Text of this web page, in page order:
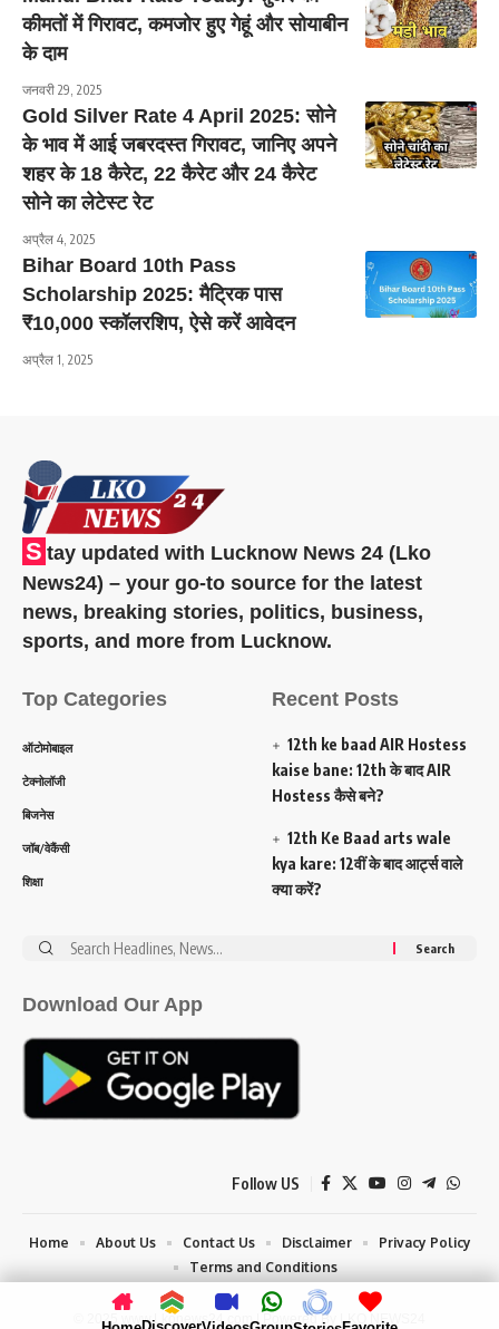
कीमतों में गिरावट, कमजोर हुए गेहूं और सोयाबीन
के दाम
जनवरी 29, 2025
Gold Silver Rate 4 April 2025: सोने
के भाव में आई जबरदस्त गिरावट, जानिए अपने
शहर के 18 कैरेट, 22 कैरेट और 24 कैरेट
सोने का लेटेस्ट रेट
अप्रैल 4, 2025
Bihar Board 10th Pass
Scholarship 2025: मैट्रिक पास
₹10,000 स्कॉलरशिप, ऐसे करें आवेदन
अप्रैल 1, 2025
S tay updated with Lucknow News 24 (Lko
News24) – your go-to source for the latest
news, breaking stories, politics, business,
sports, and more from Lucknow.
Top Categories
ऑटोमोबाइल
टेक्नोलॉजी
बिजनेस
जॉब/वेकैंसी
शिक्षा
Recent Posts
12th ke baad AIR Hostess
kaise bane: 12th के बाद AIR
Hostess कैसे बने?
12th Ke Baad arts wale
kya kare: 12वीं के बाद आर्ट्स वाले
क्या करें?
Search
Download Our App
Follow US
© 2025 www.Lkonews24.com | Powered By LKO NEWS24
Home About Us Contact Us Disclaimer
Privacy Policy
Terms and Conditions